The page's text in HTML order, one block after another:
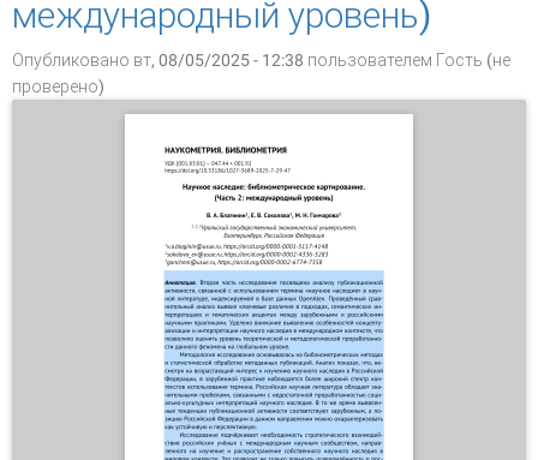
международный уровень)
Опубликовано вт, 08/05/2025 - 12:38 пользователем Гость (не
проверено)